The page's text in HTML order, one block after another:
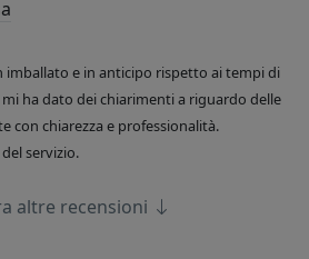
imballato e in anticipo rispetto ai tempi di
ha dato dei chiarimenti a riguardo delle
con chiarezza e professionalità.
servizio.
altre recensioni